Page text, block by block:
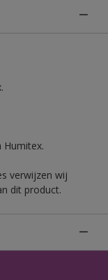
Humitex.
verwijzen wij
dit product.